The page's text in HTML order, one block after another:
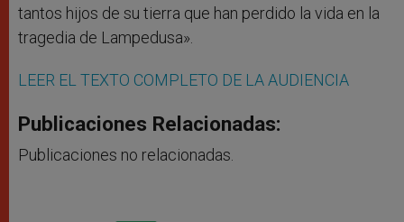
tantos hijos de su tierra que han perdido la vida en la
tragedia de Lampedusa».
LEER EL TEXTO COMPLETO DE LA AUDIENCIA
Publicaciones Relacionadas:
Publicaciones no relacionadas.